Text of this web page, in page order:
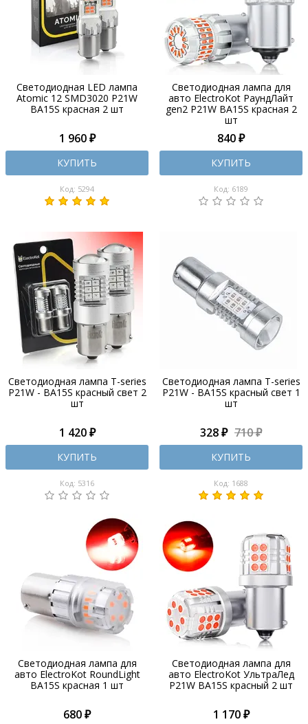
Светодиодная LED лампа
Atomic 12 SMD3020 P21W
BA15S красная 2 шт
1 960 ₽
КУПИТЬ
Код: 5294
Светодиодная лампа для
авто ElectroKot РаундЛайт
gen2 P21W BA15S красная 2
шт
840 ₽
КУПИТЬ
Код: 6189
Светодиодная лампа T-series
P21W - BA15S красный свет 2
шт
1 420 ₽
КУПИТЬ
Код: 5316
Светодиодная лампа T-series
P21W - BA15S красный свет 1
шт
328 ₽ 710 ₽
КУПИТЬ
Код: 1688
Светодиодная лампа для
авто ElectroKot RoundLight
BA15S красная 1 шт
680 ₽
Светодиодная лампа для
авто ElectroKot УльтраЛед
P21W BA15S красный 2 шт
1 170 ₽